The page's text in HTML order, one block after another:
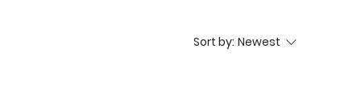
Sort by: Newest